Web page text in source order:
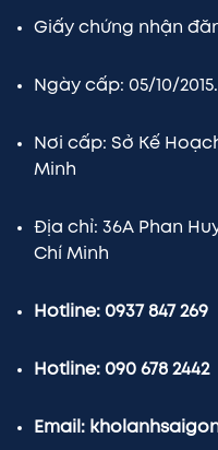
Giấy chứng nhận
Ngày cấp: 05/10/2015.
Nơi cấp: Sở Kế
Minh
Địa chỉ: 36A Phan
Chí Minh
Hotline: 0937 847 269
Hotline: 090 678 2442
Email: